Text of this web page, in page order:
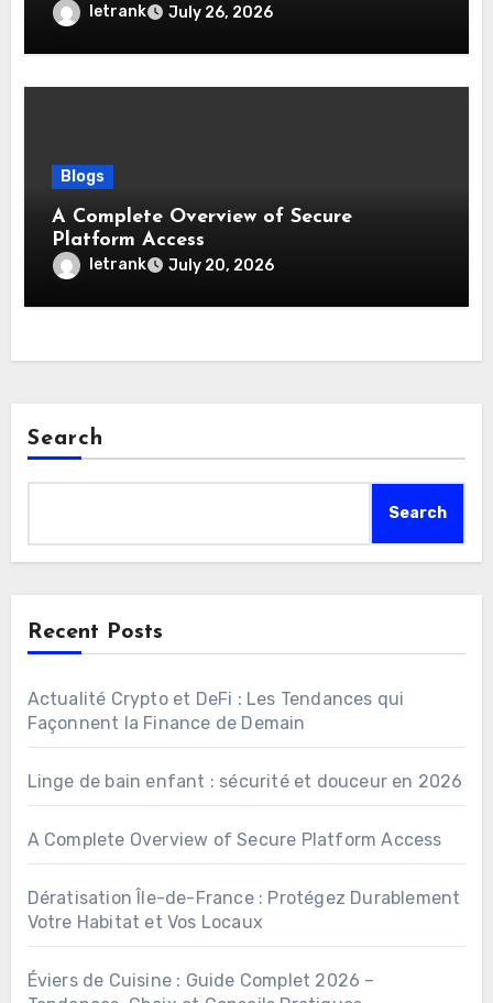
letrank July 26, 2026
Blogs
A Complete Overview of Secure
Platform Access
letrank July 20, 2026
Search
Search
Recent Posts
Actualité Crypto et DeFi : Les Tendances qui
Façonnent la Finance de Demain
Linge de bain enfant : sécurité et douceur en 2026
A Complete Overview of Secure Platform Access
Dératisation Île-de-France : Protégez Durablement
Votre Habitat et Vos Locaux
Éviers de Cuisine : Guide Complet 2026 –